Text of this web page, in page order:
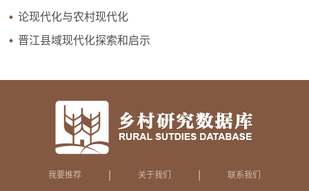
论现代化与农村现代化
晋江县域现代化探索和启示
我要推荐 关于我们 联系我们